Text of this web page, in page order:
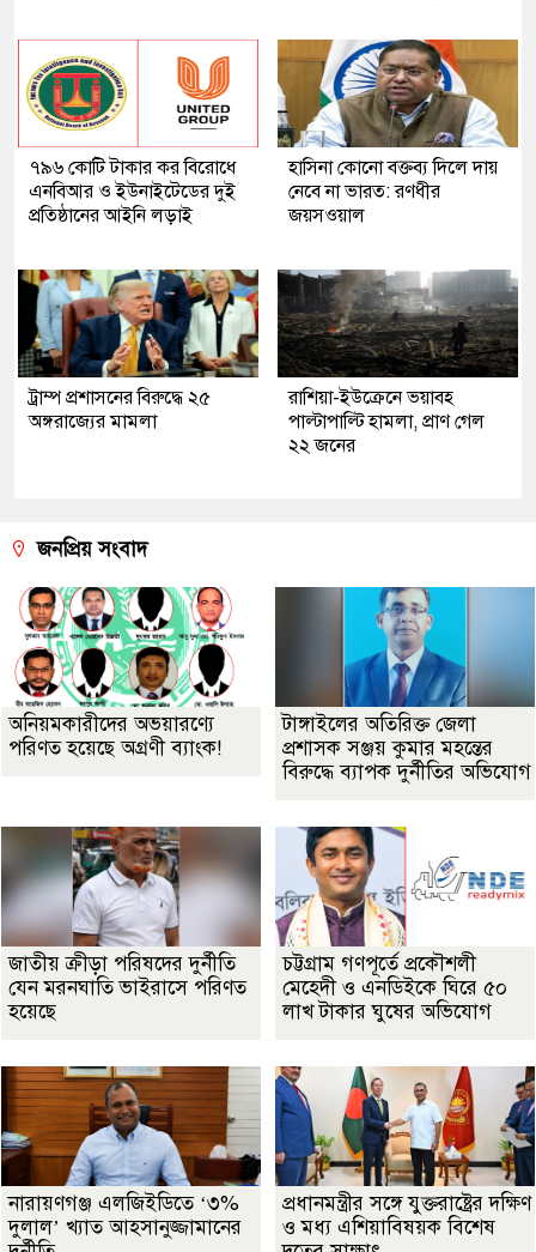
৭৯৬ কোটি টাকার কর বিরোধে
এনবিআর ও ইউনাইটেডের দুই
প্রতিষ্ঠানের আইনি লড়াই
হাসিনা কোনো বক্তব্য দিলে দায়
নেবে না ভারত: রণধীর
জয়সওয়াল
ট্রাম্প প্রশাসনের বিরুদ্ধে ২৫
অঙ্গরাজ্যের মামলা
রাশিয়া-ইউক্রেনে ভয়াবহ
পাল্টাপাল্টি হামলা, প্রাণ গেল
২২ জনের
জনপ্রিয় সংবাদ
অনিয়মকারীদের অভয়ারণ্যে
পরিণত হয়েছে অগ্রণী ব্যাংক!
টাঙ্গাইলের অতিরিক্ত জেলা
প্রশাসক সঞ্জয় কুমার মহন্তের
বিরুদ্ধে ব্যাপক দুর্নীতির অভিযোগ
জাতীয় ক্রীড়া পরিষদের দুর্নীতি
যেন মরনঘাতি ভাইরাসে পরিণত
হয়েছে
চট্টগ্রাম গণপূর্তে প্রকৌশলী
মেহেদী ও এনডিইকে ঘিরে ৫০
লাখ টাকার ঘুষের অভিযোগ
নারায়ণগঞ্জ এলজিইডিতে ‘৩%
দুলাল’ খ্যাত আহসানুজ্জামানের
প্রধানমন্ত্রীর সঙ্গে যুক্তরাষ্ট্রের দক্ষিণ
ও মধ্য এশিয়াবিষয়ক বিশেষ